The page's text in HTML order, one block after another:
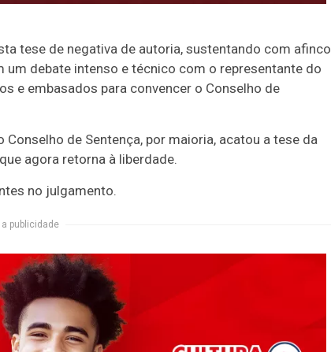
tese de negativa de autoria, sustentando com afinco
debate intenso e técnico com o representante do
e embasados para convencer o Conselho de
de Sentença, por maioria, acatou a tese da
agora retorna à liberdade.
no julgamento.
publicidade